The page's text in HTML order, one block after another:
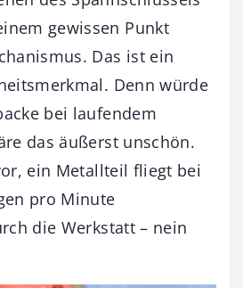
gewissen Punkt
Das ist ein
Denn würde
bei laufendem
das äußerst unschön.
ein Metallteil fliegt bei
pro Minute
die Werkstatt – nein